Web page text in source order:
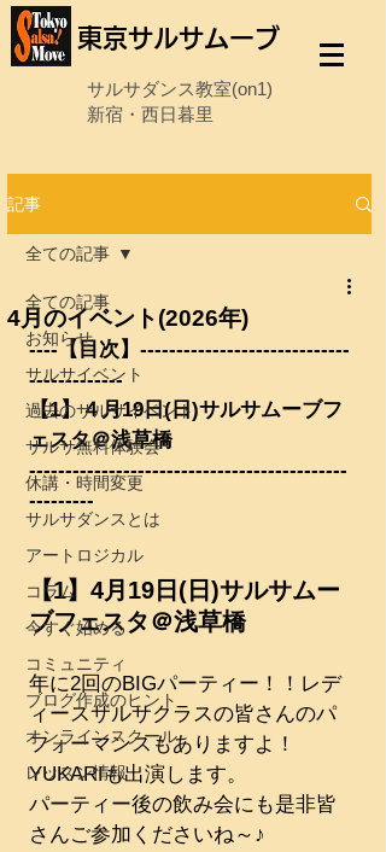
東京サルサムーブ
サルサダンス教室(on1)
新宿・西日暮里
記事
全ての記事
お知らせ
サルサイベント
過去のサルサイベント
サルサ無料体験会
休講・時間変更
サルサダンスとは
アートロジカル
コラム
今すぐ始める
コミュニティ
ブログ作成のヒント
オンラインスクール
レッスン情報
全ての記事
4月のイベント(2026年)
----【目次】-----------------------------
-------------
【1】４月19日(日)サルサムーブフ
ェスタ＠浅草橋
--------------------------------------------
---------
【1】4月19日(日)サルサムー
ブフェスタ＠浅草橋
年に2回のBIGパーティー！！レデ
ィースサルサクラスの皆さんのパ
フォーマンスもありますよ！
YUKARIも出演します。
パーティー後の飲み会にも是非皆
さんご参加くださいね～♪